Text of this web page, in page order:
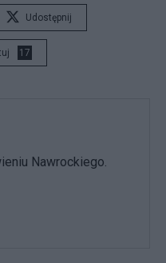
Udostępnij
17
Nawrockiego.